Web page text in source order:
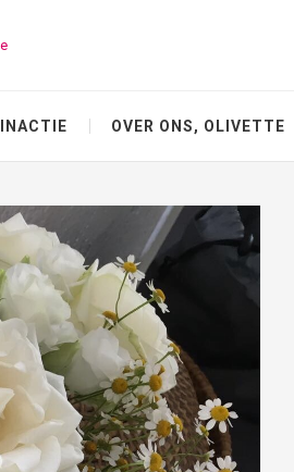
OVER ONS, OLIVETTE